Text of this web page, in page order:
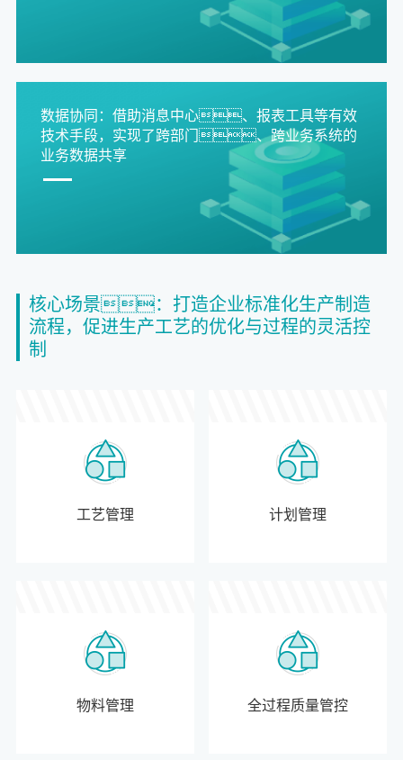
数据协同：借助消息中心、报表工具等有效
技术手段，实现了跨部门、跨业务系统的
业务数据共享
核心场景：打造企业标准化生产制造
流程，促进生产工艺的优化与过程的灵活控
制
工艺管理 计划管理
物料管理 全过程质量管控